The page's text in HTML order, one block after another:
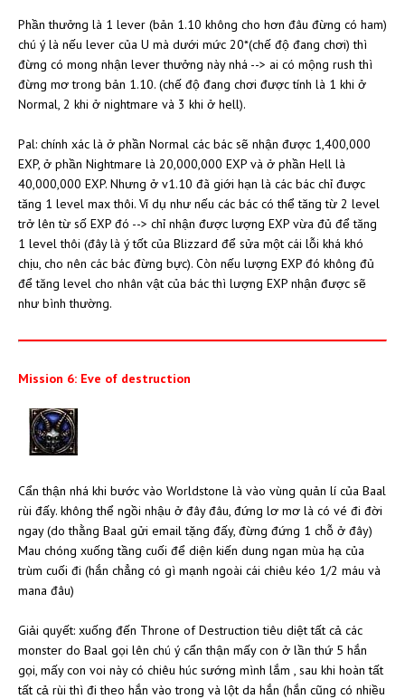
Phần thưởng là 1 lever (bản 1.10 không cho hơn đâu đừng có ham)
chú ý là nếu lever của U mà dưới mức 20*(chế độ đang chơi) thì
đừng có mong nhận lever thưởng này nhá --> ai có mộng rush thì
đừng mơ trong bản 1.10. (chế độ đang chơi được tính là 1 khi ở
Normal, 2 khi ở nightmare và 3 khi ở hell).
Pal: chính xác là ở phần Normal các bác sẽ nhận được 1,400,000
EXP, ở phần Nightmare là 20,000,000 EXP và ở phần Hell là
40,000,000 EXP. Nhưng ở v1.10 đã giới hạn là các bác chỉ được
tăng 1 level max thôi. Ví dụ như nếu các bác có thể tăng từ 2 level
trở lên từ số EXP đó --> chỉ nhận được lượng EXP vừa đủ để tăng
1 level thôi (đây là ý tốt của Blizzard để sửa một cái lỗi khá khó
chịu, cho nên các bác đừng bực). Còn nếu lượng EXP đó không đủ
để tăng level cho nhân vật của bác thì lượng EXP nhận được sẽ
như bình thường.
Mission 6: Eve of destruction
Cẩn thận nhá khi bước vào Worldstone là vào vùng quản lí của Baal
rùi đấy. không thể ngồi nhậu ở đây đâu, đứng lơ mơ là có vé đi đời
ngay (do thằng Baal gửi email tặng đấy, đừng đứng 1 chỗ ở đây)
Mau chóng xuống tầng cuối để diện kiến dung ngan mùa hạ của
trùm cuối đi (hắn chẳng có gì mạnh ngoài cái chiêu kéo 1/2 máu và
mana đâu)
Giải quyết: xuống đến Throne of Destruction tiêu diệt tất cả các
monster do Baal gọi lên chú ý cẩn thận mấy con ở lần thứ 5 hắn
gọi, mấy con voi này có chiêu húc sướng mình lắm , sau khi hoàn tất
tất cả rùi thì đi theo hắn vào trong và lột da hắn (hắn cũng có nhiều